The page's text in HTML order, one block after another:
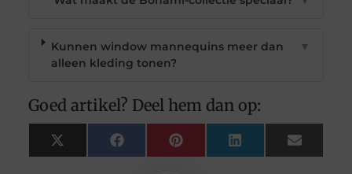
Kunnen window mannequins meer dan
alleen kleding tonen?
▼
Goed artikel? Deel hem dan op:
X
(Twitter)
FacebookPinterest LinkedIn Email